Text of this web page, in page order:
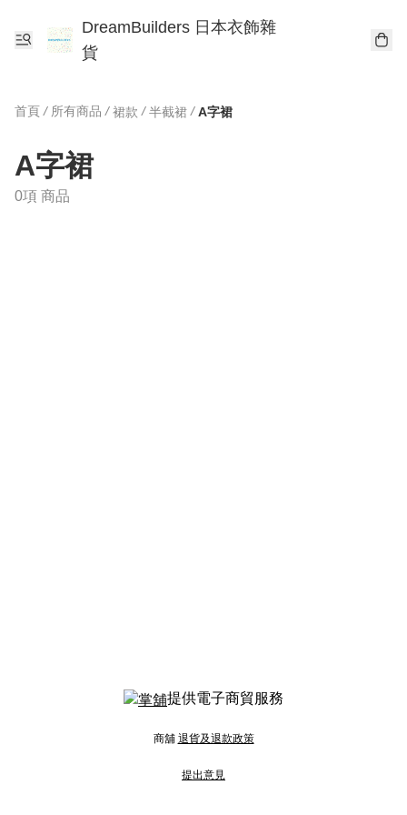
DreamBuilders 日本衣飾雜
貨
首頁 / 所有商品 / 裙款 / 半截裙 / A字裙
A字裙
0項 商品
提供電子商貿服務
商舖 退貨及退款政策
提出意見